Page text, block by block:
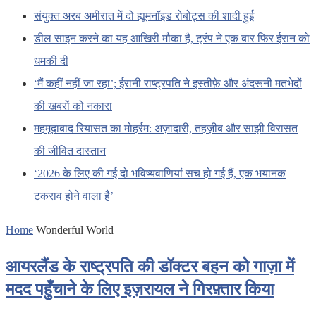
संयुक्त अरब अमीरात में दो ह्यूमनॉइड रोबोट्स की शादी हुई
डील साइन करने का यह आखिरी मौका है, ट्रंप ने एक बार फिर ईरान को
धमकी दी
‘मैं कहीं नहीं जा रहा’; ईरानी राष्ट्रपति ने इस्तीफ़े और अंदरूनी मतभेदों
की खबरों को नकारा
महमूदाबाद रियासत का मोहर्रम: अज़ादारी, तहज़ीब और साझी विरासत
की जीवित दास्तान
‘2026 के लिए की गई दो भविष्यवाणियां सच हो गई हैं, एक भयानक
टकराव होने वाला है’
Home Wonderful World
आयरलैंड के राष्ट्रपति की डॉक्टर बहन को गाज़ा में
मदद पहुँचाने के लिए इज़रायल ने गिरफ़्तार किया